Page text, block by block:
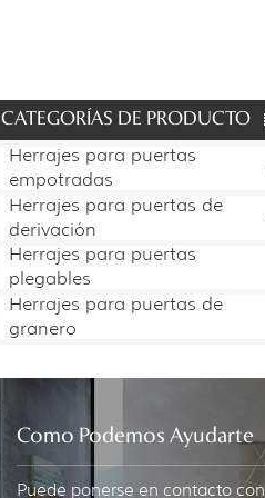
CATEGORÍAS DE PRODUCTO
Herrajes para puertas
empotradas
Herrajes para puertas de
derivación
Herrajes para puertas
plegables
Herrajes para puertas de
granero
Como Podemos Ayudarte
Puede ponerse en contacto con